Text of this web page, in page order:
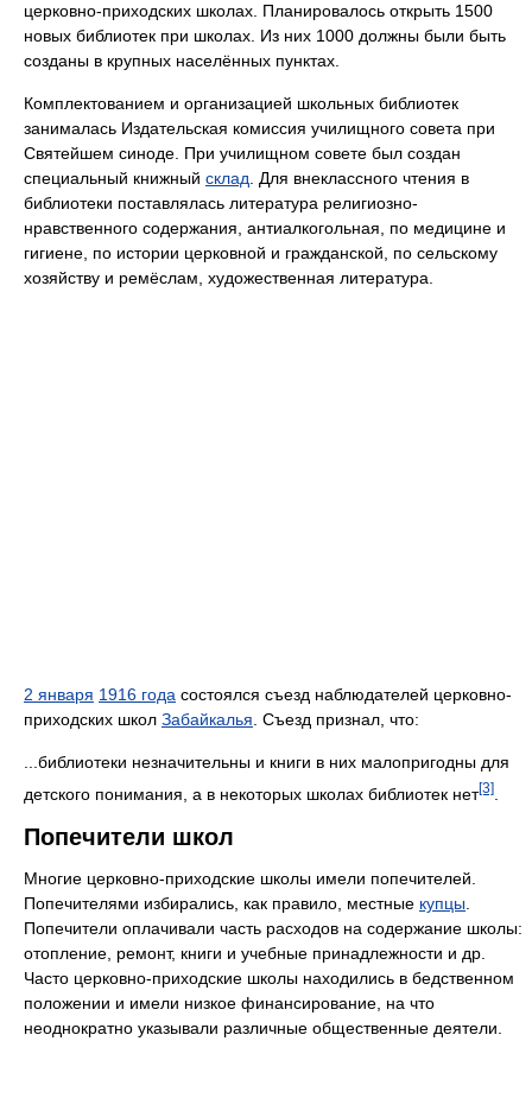
церковно-приходских школах. Планировалось открыть 1500
новых библиотек при школах. Из них 1000 должны были быть
созданы в крупных населённых пунктах.
Комплектованием и организацией школьных библиотек
занималась Издательская комиссия училищного совета при
Святейшем синоде. При училищном совете был создан
специальный книжный склад. Для внеклассного чтения в
библиотеки поставлялась литература религиозно-
нравственного содержания, антиалкогольная, по медицине и
гигиене, по истории церковной и гражданской, по сельскому
хозяйству и ремёслам, художественная литература.
2 января 1916 года состоялся съезд наблюдателей церковно-
приходских школ Забайкалья. Съезд признал, что:
...библиотеки незначительны и книги в них малопригодны для
детского понимания, а в некоторых школах библиотек нет[3]
Попечители школ
Многие церковно-приходские школы имели попечителей.
Попечителями избирались, как правило, местные купцы
Попечители оплачивали часть расходов на содержание школы:
отопление, ремонт, книги и учебные принадлежности и др.
Часто церковно-приходские школы находились в бедственном
положении и имели низкое финансирование, на что
неоднократно указывали различные общественные деятели.